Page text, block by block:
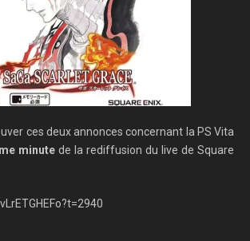
ces deux annonces concernant la PS Vita
minute de la rediffusion du live de Square